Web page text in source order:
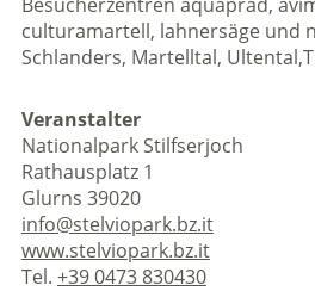
culturamartell, lahnersäge und
Schlanders, Martelltal,
Veranstalter
Nationalpark Stilfserjoch
Rathausplatz 1
Glurns 39020
info@stelviopark.bz.it
www.stelviopark.bz.it
Tel. +39 0473 830430